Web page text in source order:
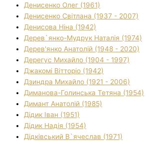
Денисенко Олег (1961)
Денисенко Світлана (1937 - 2007)
Денисова Ніна (1942)
Дерев`янко-Мудрук Наталія (1974)
Дерев'янко Анатолій (1948 - 2020)
Дерегус Михайло (1904 - 1997)
Джакомі Вітторіо (1942)
Дзиндра Михайло (1921 - 2006)
Диманова-Голинська Тетяна (1954)
Димант Анатолій (1985)
Дідик Іван (1951)
Дідик Надія (1954)
Дідківський В`ячеслав (1971)